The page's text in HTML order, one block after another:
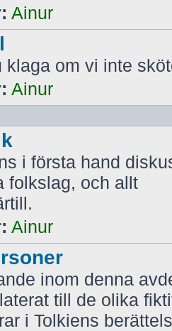
Ainur
klaga om vi inte
Ainur
i första hand
folkslag, och allt
Ainur
inom denna
till de olika
i Tolkiens